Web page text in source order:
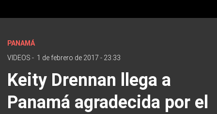
PANAMÁ
VIDEOS - 1 de febrero de 2017 - 23:33
Keity Drennan llega a
Panamá agradecida por el